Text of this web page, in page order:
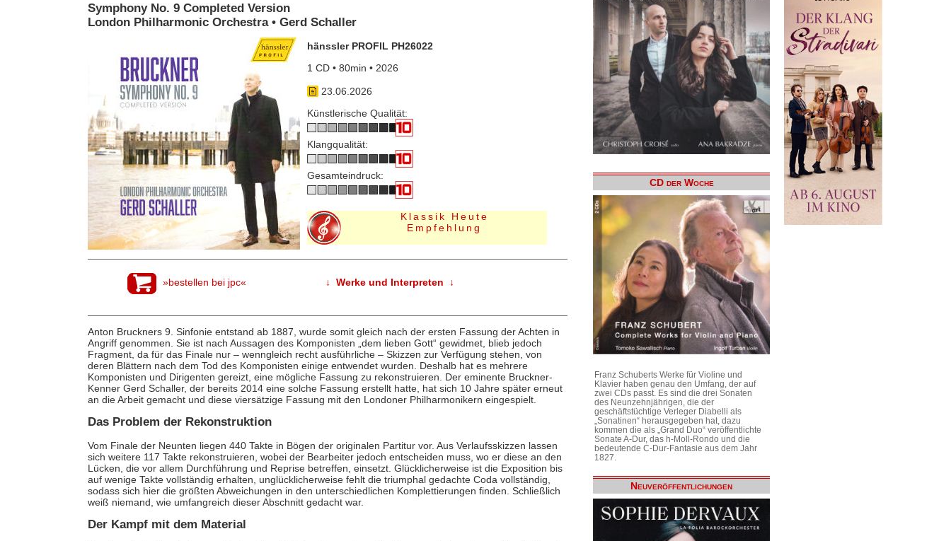
Symphony No. 9 Completed Version
London Philharmonic Orchestra • Gerd Schaller
hänssler PROFIL PH26022
1 CD • 80min • 2026
23.06.2026
Künstlerische Qualität:
Klangqualität:
Gesamteindruck:
Klassik Heute
Empfehlung
»bestellen bei jpc« ↓ Werke und Interpreten ↓
Anton Bruckners 9. Sinfonie entstand ab 1887, wurde somit gleich nach der ersten Fassung der Achten in
Angriff genommen. Sie ist nach Aussagen des Komponisten „dem lieben Gott“ gewidmet, blieb jedoch
Fragment, da für das Finale nur – wenngleich recht ausführliche – Skizzen zur Verfügung stehen, von
deren Blättern nach dem Tod des Komponisten einige entwendet wurden. Deshalb hat es mehrere
Komponisten und Dirigenten gereizt, eine mögliche Fassung zu rekonstruieren. Der eminente Bruckner-
Kenner Gerd Schaller, der bereits 2014 eine solche Fassung erstellt hatte, hat sich 10 Jahre später erneut
an die Arbeit gemacht und diese viersätzige Fassung mit den Londoner Philharmonikern eingespielt.
Das Problem der Rekonstruktion
Vom Finale der Neunten liegen 440 Takte in Bögen der originalen Partitur vor. Aus Verlaufsskizzen lassen
sich weitere 117 Takte rekonstruieren, wobei der Bearbeiter jedoch entscheiden muss, wo er diese an den
Lücken, die vor allem Durchführung und Reprise betreffen, einsetzt. Glücklicherweise ist die Exposition bis
auf wenige Takte vollständig erhalten, unglücklicherweise fehlt die triumphal gedachte Coda vollständig,
sodass sich hier die größten Abweichungen in den unterschiedlichen Komplettierungen finden. Schließlich
weiß niemand, wie umfangreich dieser Abschnitt gedacht war.
Der Kampf mit dem Material
CD der Woche
Franz Schuberts Werke für Violine und
Klavier haben genau den Umfang, der auf
zwei CDs passt. Es sind die drei Sonaten
des Neunzehnjährigen, die der
geschäftstüchtige Verleger Diabelli als
„Sonatinen“ herausgegeben hat, dazu
kommen die als „Grand Duo“ veröffentlichte
Sonate A-Dur, das h-Moll-Rondo und die
bedeutende C-Dur-Fantasie aus dem Jahr
1827.
Neuveröffentlichungen